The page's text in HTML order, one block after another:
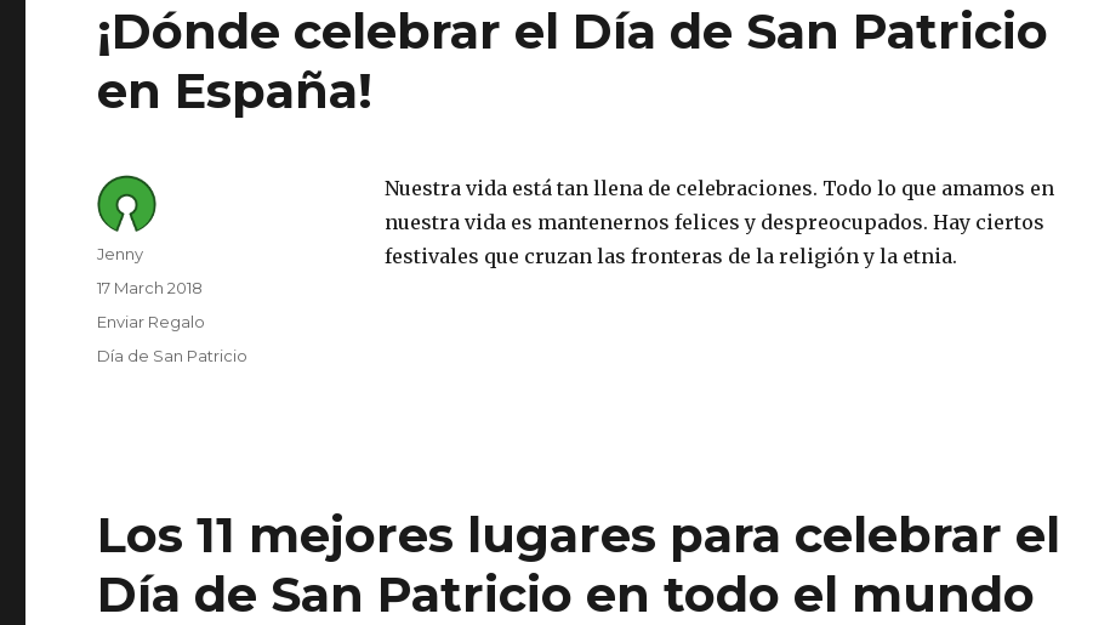
¡Dónde celebrar el Día de San Patricio
en España!
Nuestra vida está tan llena de celebraciones. Todo lo que amamos en
nuestra vida es mantenernos felices y despreocupados. Hay ciertos
festivales que cruzan las fronteras de la religión y la etnia.
Author
Jenny
Posted
on
17 March 2018
Category
Enviar Regalo
Tags
Día de San Patricio
Los 11 mejores lugares para celebrar el
Día de San Patricio en todo el mundo